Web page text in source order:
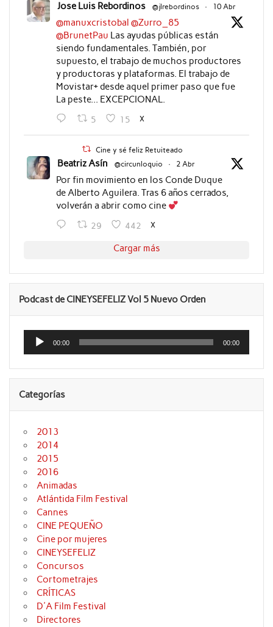
Jose Luis Rebordinos @jlrebordinos · 10 Abr
@manuxcristobal @Zurro_85
@BrunetPau Las ayudas públicas están
siendo fundamentales. También, por
supuesto, el trabajo de muchos productores
y productoras y plataformas. El trabajo de
Movistar+ desde aquel primer paso que fue
La peste... EXCEPCIONAL.
5 15 X
Cine y sé feliz Retuiteado
Beatriz Asín @circunloquio · 2 Abr
Por fin movimiento en los Conde Duque
de Alberto Aguilera. Tras 6 años cerrados,
volverán a abrir como cine
29 442 X
Cargar más
Podcast de CINEYSEFELIZ Vol 5 Nuevo Orden
Reproductor
audio
00:00 00:00
Categorías
2013
2014
2015
2016
Animadas
Atlántida Film Festival
Cannes
CINE PEQUEÑO
Cine por mujeres
CINEYSEFELIZ
Concursos
Cortometrajes
CRÍTICAS
D'A Film Festival
Directores